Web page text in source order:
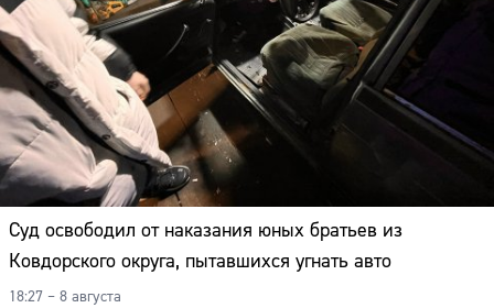
Суд освободил от наказания юных братьев из
Ковдорского округа, пытавшихся угнать авто
18:27 – 8 августа